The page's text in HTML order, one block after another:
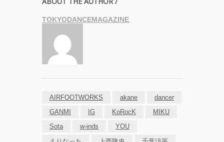
TOKYODANCEMAGAZINE
AIRFOOTWORKS akane
dancer
GANMI
IG KoRocK
MIKU
Sota
w-inds
YOU